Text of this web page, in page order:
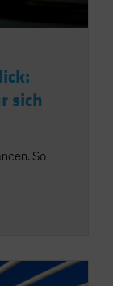
sich
So